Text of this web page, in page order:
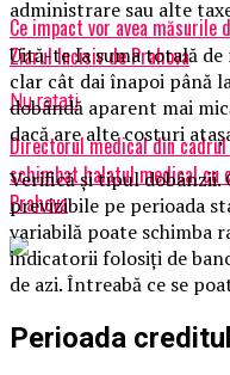
Ce impact vor avea
Ziarul Incisiv de Prahova
Nu ratati
Directorul medical din
schimbat halatul medical cu
Prahova
administrare sau alte
Uită-te la suma totală
clar cât dai înapoi până
dobândă aparent mai
dacă are alte costuri
Verifică și tipul dobânzii.
previzibile pe perioada
variabilă poate schimba
indicatorii folosiți de
de azi. Întreabă ce se
Perioada